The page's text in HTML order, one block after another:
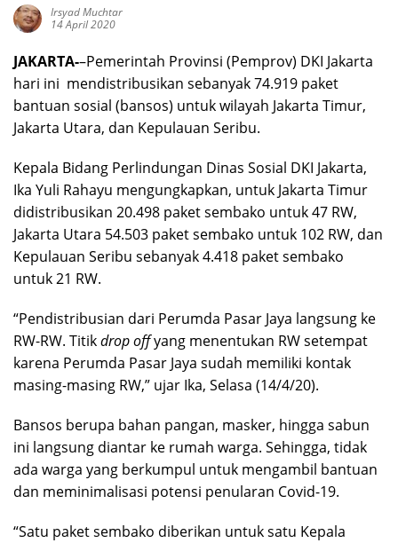
Irsyad Muchtar
14 April 2020
JAKARTA-–Pemerintah Provinsi (Pemprov) DKI Jakarta
hari ini mendistribusikan sebanyak 74.919 paket
bantuan sosial (bansos) untuk wilayah Jakarta Timur,
Jakarta Utara, dan Kepulauan Seribu.
Kepala Bidang Perlindungan Dinas Sosial DKI Jakarta,
Ika Yuli Rahayu mengungkapkan, untuk Jakarta Timur
didistribusikan 20.498 paket sembako untuk 47 RW,
Jakarta Utara 54.503 paket sembako untuk 102 RW, dan
Kepulauan Seribu sebanyak 4.418 paket sembako
untuk 21 RW.
“Pendistribusian dari Perumda Pasar Jaya langsung ke
RW-RW. Titikdrop offyang menentukan RW setempat
karena Perumda Pasar Jaya sudah memiliki kontak
masing-masing RW,” ujar Ika, Selasa (14/4/20).
Bansos berupa bahan pangan, masker, hingga sabun
ini langsung diantar ke rumah warga. Sehingga, tidak
ada warga yang berkumpul untuk mengambil bantuan
dan meminimalisasi potensi penularan Covid-19.
“Satu paket sembako diberikan untuk satu Kepala